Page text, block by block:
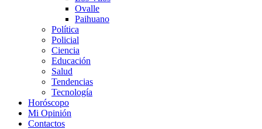
Ovalle
Paihuano
Política
Policial
Ciencia
Educación
Salud
Tendencias
Tecnología
Horóscopo
Mi Opinión
Contactos